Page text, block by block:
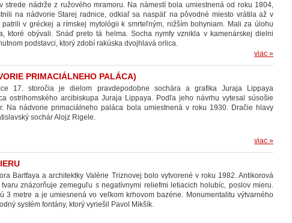
strede nádrže z ružového mramoru. Na námestí bola umiestnená od roku 1804,
na nádvorie Starej radnice, odkiaľ sa naspäť na pôvodné miesto vrátila až v
patrili v gréckej a rímskej mytológii k smrteľným, nižším bohyniam. Mali za úlohu
ktoré obývali. Snáď preto tá helma. Socha nymfy vznikla v kamenárskej dielni
podstavci, ktorý zdobí rakúska dvojhlavá orlica.
viac »
PRIMACIÁLNEHO PALÁCA)
17. storočia je dielom pravdepodobne sochára a grafika Juraja Lippaya
ostrihomského arcibiskupa Juraja Lippaya. Podľa jeho návrhu vytesal súsošie
Na nádvorie primaciálneho paláca bola umiestnená v roku 1930. Dračie hlavy
sochár Alojz Rigele.
viac »
Bartfaya a architektky Valérie Triznovej bolo vytvorené v roku 1982. Antikorová
znázorňuje zemeguľu s negatívnymi reliefmi letiacich holubíc, poslov mieru.
3 metre a je umiesnená vo veľkom krhovom bazéne. Monumentalitu výtvarného
systém fontány, ktorý vyriešil Pavol Mikšík.